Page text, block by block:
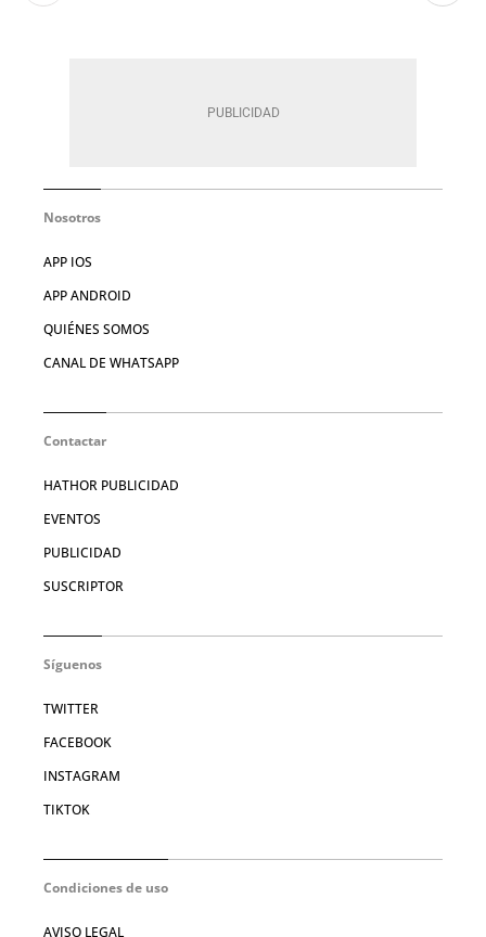
Nosotros
APP IOS
APP ANDROID
QUIÉNES SOMOS
CANAL DE WHATSAPP
Contactar
HATHOR PUBLICIDAD
EVENTOS
PUBLICIDAD
SUSCRIPTOR
Síguenos
TWITTER
FACEBOOK
INSTAGRAM
TIKTOK
Condiciones de uso
AVISO LEGAL